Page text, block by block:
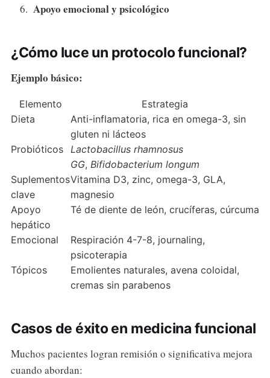
Apoyo emocional y psicológico
¿Cómo luce un protocolo funcional?
Ejemplo básico:
Elemento
Estrategia
Dieta
Anti-inflamatoria, rica en omega-3, sin
gluten ni lácteos
Probióticos
Lactobacillus rhamnosus
GG, Bifidobacterium longum
Suplementos
clave
Vitamina D3, zinc, omega-3, GLA,
magnesio
Apoyo
hepático
Té de diente de león, crucíferas, cúrcuma
Emocional
Respiración 4-7-8, journaling,
psicoterapia
Tópicos
Emolientes naturales, avena coloidal,
cremas sin parabenos
Casos de éxito en medicina funcional
Muchos pacientes logran remisión o significativa mejora
cuando abordan: